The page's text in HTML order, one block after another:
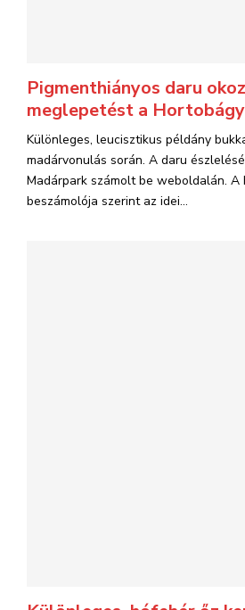
Pigmenthiányos daru
meglepetést a
Különleges, leucisztikus példány
madárvonulás során. A daru
Madárpark számolt be weboldalán. A
beszámolója szerint az idei...